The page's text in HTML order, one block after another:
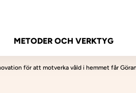
METODER OCH VERKTYG
för att motverka våld i hemmet får